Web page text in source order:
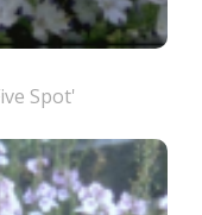
Spot'